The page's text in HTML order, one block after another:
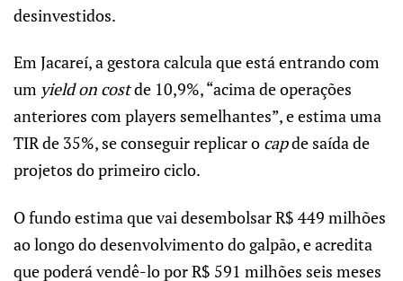
desinvestidos.
Em Jacareí, a gestora calcula que está entrando com
um yield on costde 10,9%, “acima de operações
anteriores com players semelhantes”, e estima uma
TIR de 35%, se conseguir replicar o capde saída de
projetos do primeiro ciclo.
O fundo estima que vai desembolsar R$ 449 milhões
ao longo do desenvolvimento do galpão, e acredita
que poderá vendê-lo por R$ 591 milhões seis meses